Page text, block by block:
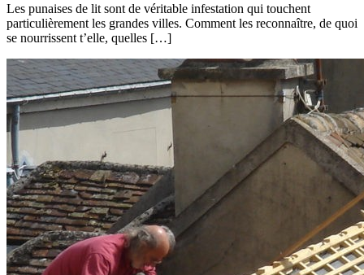
Les punaises de lit sont de véritable infestation qui touchent
particulièrement les grandes villes. Comment les reconnaître, de quoi
se nourrissent t’elle, quelles […]